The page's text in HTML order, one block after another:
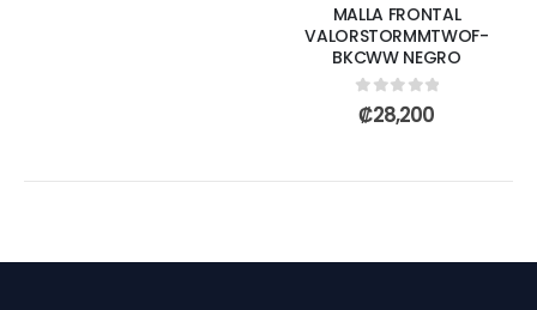
MALLA FRONTAL
VALORSTORMMTWOF-
BKCWW NEGRO
0out of 5
₡28,200